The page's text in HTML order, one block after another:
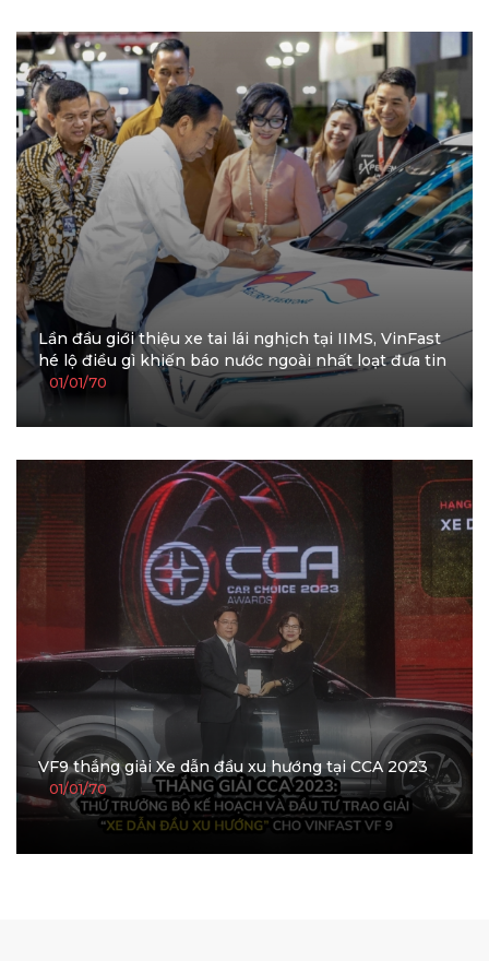
Lần đầu giới thiệu xe tai lái nghịch tại IIMS, VinFast
hé lộ điều gì khiến báo nước ngoài nhất loạt đưa tin
01/01/70
VF9 thắng giải Xe dẫn đầu xu hướng tại CCA 2023
01/01/70